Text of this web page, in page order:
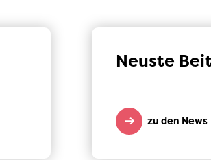
Neuste
zu den News